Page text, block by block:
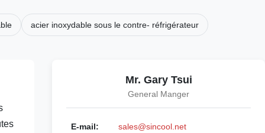
acier inoxydable sous le contre- réfrigérateur
Mr. Gary Tsui
General Manger
E-mail: sales@sincool.net